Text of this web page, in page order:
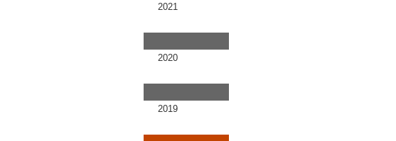
2021
2020
2019